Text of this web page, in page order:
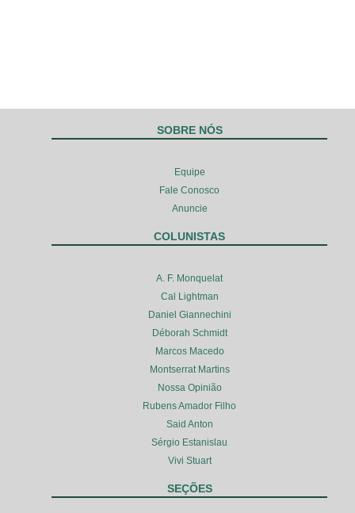
SOBRE NÓS
Equipe
Fale Conosco
Anuncie
COLUNISTAS
A. F. Monquelat
Cal Lightman
Daniel Giannechini
Déborah Schmidt
Marcos Macedo
Montserrat Martins
Nossa Opinião
Rubens Amador Filho
Said Anton
Sérgio Estanislau
Vivi Stuart
SEÇÕES